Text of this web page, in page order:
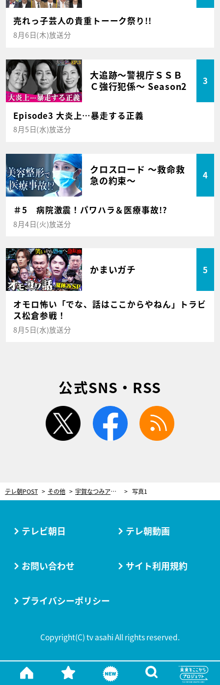
売れっ子芸人の貴重トーーク祭り!!
8月6日(木)放送分
大追跡～警視庁ＳＳＢ
Ｃ強行犯係～ Season2
3
Episode3 大炎上…暴走する正義
8月5日(水)放送分
クロスロード ～救命救
急の約束～
4
＃5 病院激震！パワハラ＆医療事故!?
8月4日(火)放送分
かまいガチ 5
オモロ怖い「でな、話はここからやねん」トラビ
ス松倉参戦！
8月5日(水)放送分
公式SNS・RSS
twitter facebook
テレ朝POST その他 宇賀なつみアナ、一口頬張り「はつい！」94年続く老舗の信州名物“おやき”を堪能 写真1
テレビ朝日 テレ朝動画
お問い合わせ サイト利用規約
プライバシーポリシー
Copyright(C) tv asahi All rights reserved.